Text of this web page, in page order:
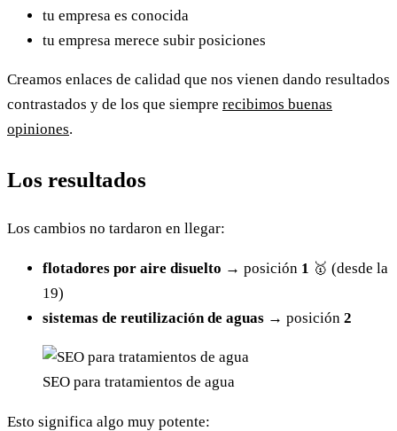
tu empresa es conocida
tu empresa merece subir posiciones
Creamos enlaces de calidad que nos vienen dando resultados
contrastados y de los que siempre recibimos buenas
opiniones.
Los resultados
Los cambios no tardaron en llegar:
flotadores por aire disuelto → posición 1 🥇 (desde la
19)
sistemas de reutilización de aguas → posición 2
SEO para tratamientos de agua
Esto significa algo muy potente: